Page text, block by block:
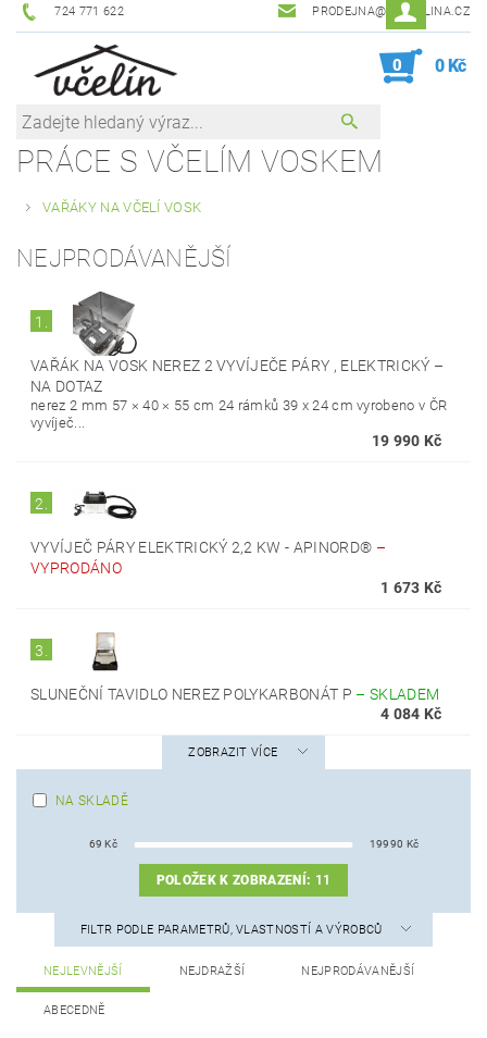
724 771 622 PRODEJNA@ZEVCELINA.CZ
0 0 Kč
PRÁCE S VČELÍM VOSKEM
VAŘÁKY NA VČELÍ VOSK
NEJPRODÁVANĚJŠÍ
1.
VAŘÁK NA VOSK NEREZ 2 VYVÍJEČE PÁRY , ELEKTRICKÝ –
NA DOTAZ
nerez 2 mm 57 × 40 × 55 cm 24 rámků 39 x 24 cm vyrobeno v ČR
vyvíječ...
19 990 Kč
2.
VYVÍJEČ PÁRY ELEKTRICKÝ 2,2 KW - APINORD® –
VYPRODÁNO
1 673 Kč
3.
SLUNEČNÍ TAVIDLO NEREZ POLYKARBONÁT P – SKLADEM
4 084 Kč
ZOBRAZIT VÍCE
NA SKLADĚ
69 Kč 19990 Kč
POLOŽEK K ZOBRAZENÍ: 11
FILTR PODLE PARAMETRŮ, VLASTNOSTÍ A VÝROBCŮ
NEJLEVNĚJŠÍ NEJDRAŽŠÍ NEJPRODÁVANĚJŠÍ
ABECEDNĚ